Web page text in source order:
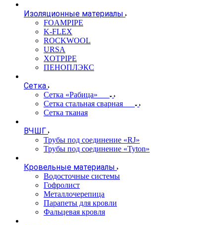
Изоляционные материалы
FOAMPIPE
K-FLEX
ROCKWOOL
URSA
XOTPIPE
ПЕНОПЛЭКС
Сетка
Сетка «Рабица»
Сетка стальная сварная
Сетка тканая
ВЧШГ
Трубы под соединение «RJ»
Трубы под соединение «Tyton»
Кровельные материалы
Водосточные системы
Гофролист
Металлочерепица
Парапеты для кровли
Фальцевая кровля